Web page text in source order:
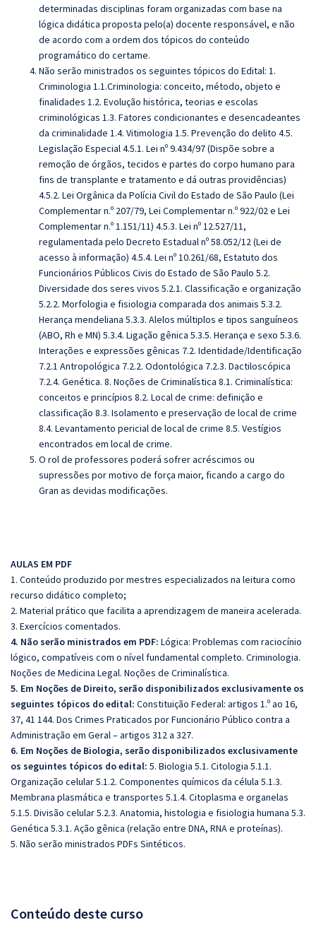
determinadas disciplinas foram organizadas com base na
lógica didática proposta pelo(a) docente responsável, e não
de acordo com a ordem dos tópicos do conteúdo
programático do certame.
Não serão ministrados os seguintes tópicos do Edital: 1.
Criminologia 1.1.Criminologia: conceito, método, objeto e
finalidades 1.2. Evolução histórica, teorias e escolas
criminológicas 1.3. Fatores condicionantes e desencadeantes
da criminalidade 1.4. Vitimologia 1.5. Prevenção do delito 4.5.
Legislação Especial 4.5.1. Lei nº 9.434/97 (Dispõe sobre a
remoção de órgãos, tecidos e partes do corpo humano para
fins de transplante e tratamento e dá outras providências)
4.5.2. Lei Orgânica da Polícia Civil do Estado de São Paulo (Lei
Complementar n.º 207/79, Lei Complementar n.º 922/02 e Lei
Complementar n.º 1.151/11) 4.5.3. Lei nº 12.527/11,
regulamentada pelo Decreto Estadual nº 58.052/12 (Lei de
acesso à informação) 4.5.4. Lei nº 10.261/68, Estatuto dos
Funcionários Públicos Civis do Estado de São Paulo 5.2.
Diversidade dos seres vivos 5.2.1. Classificação e organização
5.2.2. Morfologia e fisiologia comparada dos animais 5.3.2.
Herança mendeliana 5.3.3. Alelos múltiplos e tipos sanguíneos
(ABO, Rh e MN) 5.3.4. Ligação gênica 5.3.5. Herança e sexo 5.3.6.
Interações e expressões gênicas 7.2. Identidade/Identificação
7.2.1 Antropológica 7.2.2. Odontológica 7.2.3. Dactiloscópica
7.2.4. Genética. 8. Noções de Criminalística 8.1. Criminalística:
conceitos e princípios 8.2. Local de crime: definição e
classificação 8.3. Isolamento e preservação de local de crime
8.4. Levantamento pericial de local de crime 8.5. Vestígios
encontrados em local de crime.
O rol de professores poderá sofrer acréscimos ou
supressões por motivo de força maior, ficando a cargo do
Gran as devidas modificações.
AULAS EM PDF
1. Conteúdo produzido por mestres especializados na leitura como
recurso didático completo;
2. Material prático que facilita a aprendizagem de maneira acelerada.
3. Exercícios comentados.
4. Não serão ministrados em PDF: Lógica: Problemas com raciocínio
lógico, compatíveis com o nível fundamental completo. Criminologia.
Noções de Medicina Legal. Noções de Criminalística.
5. Em Noções de Direito, serão disponibilizados exclusivamente os
seguintes tópicos do edital: Constituição Federal: artigos 1.º ao 16,
37, 41 144. Dos Crimes Praticados por Funcionário Público contra a
Administração em Geral – artigos 312 a 327.
6. Em Noções de Biologia, serão disponibilizados exclusivamente
os seguintes tópicos do edital: 5. Biologia 5.1. Citologia 5.1.1.
Organização celular 5.1.2. Componentes químicos da célula 5.1.3.
Membrana plasmática e transportes 5.1.4. Citoplasma e organelas
5.1.5. Divisão celular 5.2.3. Anatomia, histologia e fisiologia humana 5.3.
Genética 5.3.1. Ação gênica (relação entre DNA, RNA e proteínas).
5. Não serão ministrados PDFs Sintéticos.
Conteúdo deste curso